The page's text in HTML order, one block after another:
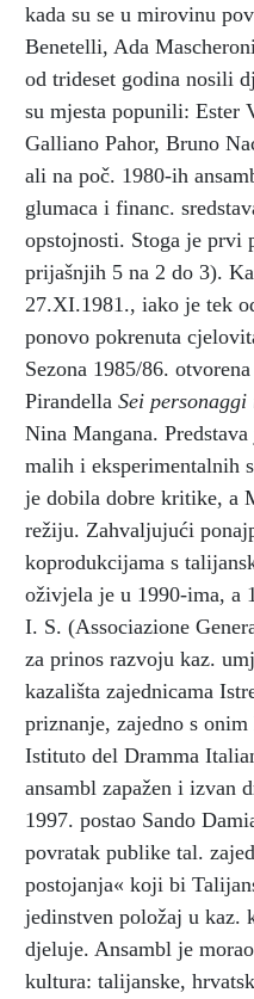
kada su se u mirovinu
Benetelli, Ada
od trideset godina nosili
su mjesta popunili: Ester
Galliano Pahor, Bruno
ali na poč. 1980-ih
glumaca i financ.
opstojnosti. Stoga je prvi
prijašnjih 5 na 2 do 3).
27.XI.1981., iako je tek
ponovo pokrenuta
Sezona 1985/86.
Pirandella Sei personaggi
Nina Mangana.
malih i eksperimentalnih
je dobila dobre kritike, a
režiju. Zahvaljujući
koprodukcijama s
oživjela je u 1990-ima, a
I. S. (Associazione
za prinos razvoju kaz.
kazališta zajednicama
priznanje, zajedno s
Istituto del Dramma
ansambl zapažen i izvan
1997. postao Sando
povratak publike tal.
postojanja« koji bi
jedinstven položaj u kaz.
djeluje. Ansambl je
kultura: talijanske,